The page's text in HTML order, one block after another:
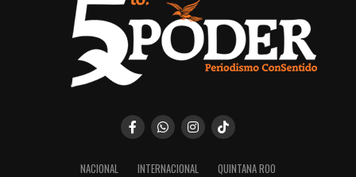
NACIONAL INTERNACIONAL QUINTANA ROO